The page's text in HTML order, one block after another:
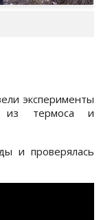
эксперименты
из термоса и
и проверялась